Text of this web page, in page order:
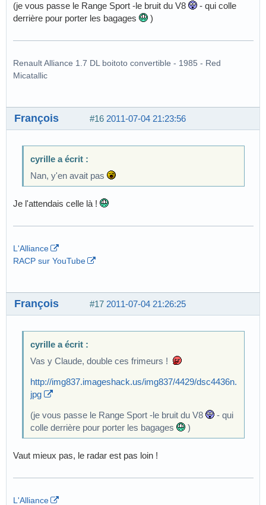
(je vous passe le Range Sport -le bruit du V8
- qui colle
derrière pour porter les bagages
)
Renault Alliance 1.7 DL boitoto convertible - 1985 - Red
Micatallic
#16 2011-07-04 21:23:56
François
cyrille a écrit :
Nan, y'en avait pas
Je l'attendais celle là !
L'Alliance
RACP sur YouTube
#17 2011-07-04 21:26:25
François
cyrille a écrit :
Vas y Claude, double ces frimeurs !
http://img837.imageshack.us/img837/4429/dsc4436n.
jpg
(je vous passe le Range Sport -le bruit du V8
- qui
colle derrière pour porter les bagages
)
Vaut mieux pas, le radar est pas loin !
L'Alliance